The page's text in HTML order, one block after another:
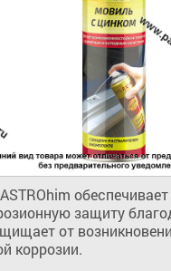
защиту
от
коррозии.